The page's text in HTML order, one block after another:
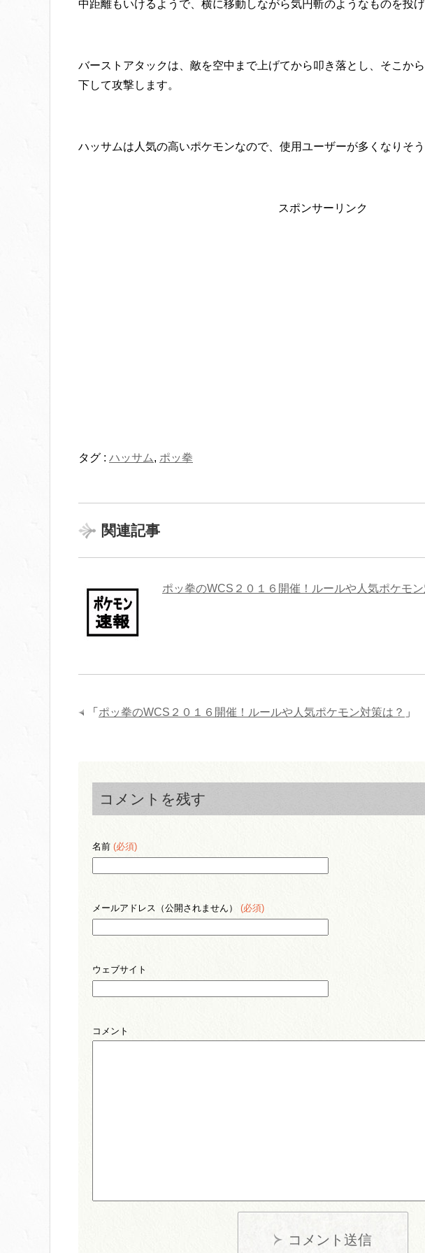
中距離もいけるようで、横に移動しながら気円斬のようなものを投げ
バーストアタックは、敵を空中まで上げてから叩き落とし、そこか
下して攻撃します。
ハッサムは人気の高いポケモンなので、使用ユーザーが多くなりそ
スポンサーリンク
タグ : ハッサム, ポッ拳
関連記事
ポッ拳のWCS２０１６開催！ルールや人気ポケモン
「 ポッ拳のWCS２０１６開催！ルールや人気ポケモン対策は？ 」
コメントを残す
名前 (必須)
メールアドレス（公開されません） (必須)
ウェブサイト
コメント
コメント送信